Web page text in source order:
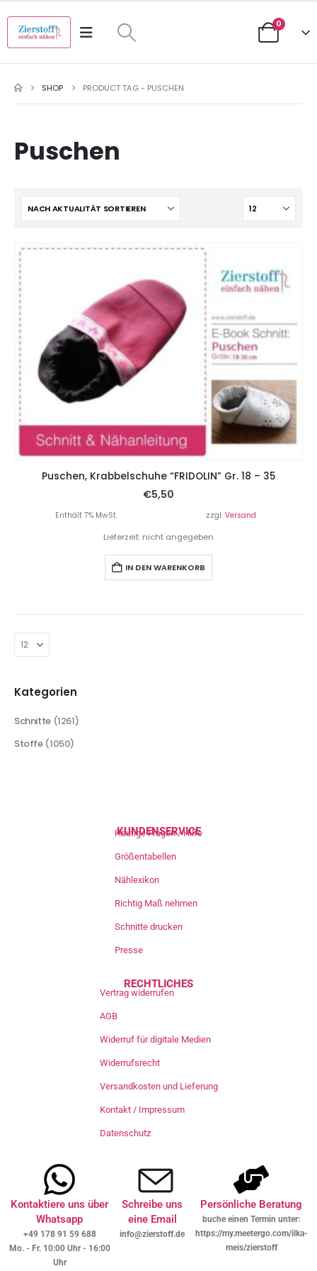
0
SHOP PRODUCT TAG - PUSCHEN
Puschen
Puschen, Krabbelschuhe “FRIDOLIN” Gr. 18 – 35
€5,50
Enthält 7% MwSt. zzgl. Versand
Lieferzeit: nicht angegeben
IN DEN WARENKORB
Kategorien
Schnitte (1261)
Stoffe (1050)
KUNDENSERVICE
Häufige Fragen / Hilfe
Größentabellen
Nählexikon
Richtig Maß nehmen
Schnitte drucken
Presse
RECHTLICHES
Vertrag widerrufen
AGB
Widerruf für digitale Medien
Widerrufsrecht
Versandkosten und Lieferung
Kontakt / Impressum
Datenschutz
Kontaktiere uns über
Whatsapp
+49 178 91 59 688
Mo. - Fr. 10:00 Uhr - 16:00
Uhr
Schreibe uns
eine Email
info@zierstoff.de
Persönliche Beratung
buche einen Termin unter:
https://my.meetergo.com/ilka-
meis/zierstoff